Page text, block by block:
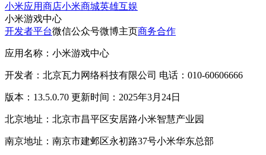
小米应用商店小米商城英雄互娱
小米游戏中心
开发者平台微信公众号微博主页商务合作
应用名称：小米游戏中心
开发者：北京瓦力网络科技有限公司 电话：010-60606666
版本：13.5.0.70 更新时间：2025年3月24日
北京地址：北京市昌平区安居路小米智慧产业园
南京地址：南京市建邺区永初路37号小米华东总部